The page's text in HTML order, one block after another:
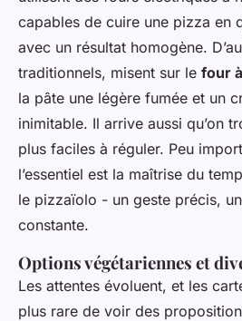
capables de cuire une pizza en
avec un résultat homogène.
traditionnels, misent sur le four
la pâte une légère fumée et un
inimitable. Il arrive aussi qu’on
plus faciles à réguler. Peu
l’essentiel est la maîtrise du
le pizzaïolo - un geste précis,
constante.
Options végétariennes et
Les attentes évoluent, et les
plus rare de voir des